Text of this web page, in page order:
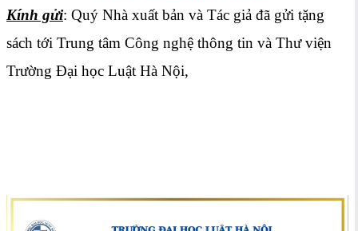
Kính gửi: Quý Nhà xuất bản và Tác giả đã gửi tặng
sách tới Trung tâm Công nghệ thông tin và Thư viện
Trường Đại học Luật Hà Nội,